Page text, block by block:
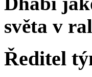
světa v
Ředitel